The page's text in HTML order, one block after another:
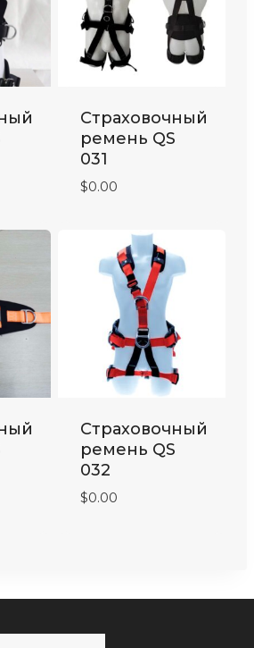
Cтраховочный
ремень QS
031
$0.00
Cтраховочный
ремень QS
032
$0.00